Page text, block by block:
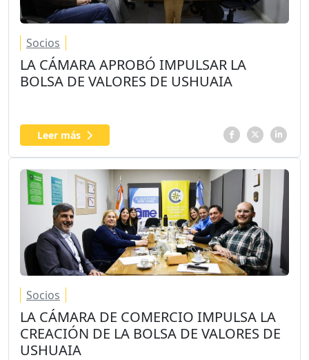
Socios
LA CÁMARA APROBÓ IMPULSAR LA
BOLSA DE VALORES DE USHUAIA
Leer más
Socios
LA CÁMARA DE COMERCIO IMPULSA LA
CREACIÓN DE LA BOLSA DE VALORES DE
USHUAIA